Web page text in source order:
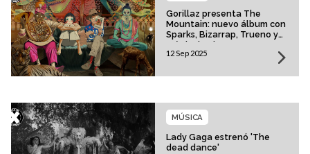
Gorillaz presenta The
Mountain: nuevo álbum con
Sparks, Bizarrap, Trueno y
más invitados
12 Sep 2025
Lady Gaga estrenó 'The
dead dance'
MÚSICA